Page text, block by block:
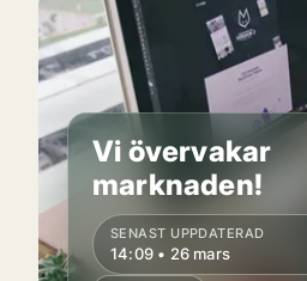
Vi övervakar
marknaden!
SENAST UPPDATERAD
14:09 • 26 mars